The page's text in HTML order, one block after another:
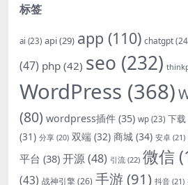
标签
ai (23) api(29) app (110) chatgpt
(47) php (42) seo (232)
WordPress (368)
(80) wordpress插件 (35) wp (23) 下载
(31) 分享 (20) 双端 (32) 商城 (34) 安卓 (21)
平台 (38) 开源(48) 引流 (22) 微信
(43) 战神引擎(26) 手游(91) 抖音 (21)